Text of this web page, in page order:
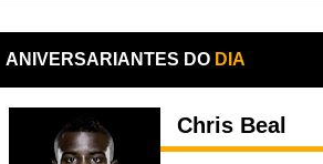
ANIVERSARIANTES DO DIA
Chris Beal